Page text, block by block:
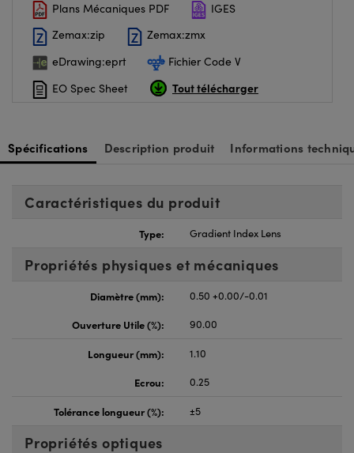
Optiques de SCHOTT
Plans Mécaniques PDF
IGES
Zemax:zip
Zemax:zmx
eDrawing:eprt
Fichier Code V
EO Spec Sheet
Tout télécharger
Spécifications Description produit Informations
Caractéristiques du produit
Type: Gradient Index Lens
Propriétés physiques et mécaniques
Diamètre (mm):
0.50 +0.00/-0.01
Ouverture Utile (%):
90.00
Longueur (mm):
1.10
Ecrou:
0.25
Tolérance longueur (%): ±5
Propriétés optiques